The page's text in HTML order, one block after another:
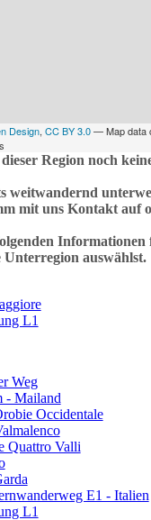
Design, CC BY 3.0— Map data
Region noch
weitwandernd
mit uns Kontakt auf
Informationen
auswählst.
L1
Weg
- Mailand
Occidentale
Quattro Valli
E1 - Italien
L1